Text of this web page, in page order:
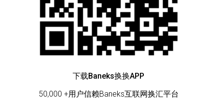
下载Baneks换换APP
50,000 +用户信赖Baneks互联网换汇平台